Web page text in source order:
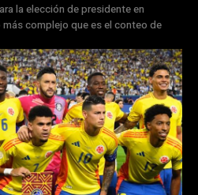
la elección de presidente en
complejo que es el conteo de